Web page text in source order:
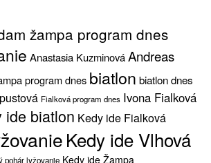
žampa program dnes
Anastasia KuzminováAndreas
program dnes biatlon biatlon dnes
Fialková program dnes Ivona Fialková
ide biatlon Kedy ide Fialková
Kedy ide Vlhová
pohár lyžovanie Kedy ide Žampa